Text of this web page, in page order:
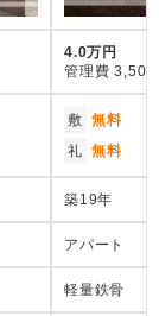
4.0万円
管理費 3,500
敷 無料
礼 無料
築19年
アパート
軽量鉄骨